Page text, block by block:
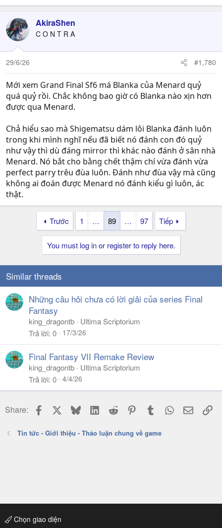
AkiraShen
C O N T R A
29/6/26 #1,780
Mới xem Grand Final Sf6 má Blanka của Menard quỷ
quá quỷ rồi. Chắc không bao giờ có Blanka nào xịn hơn
được qua Menard.
Chả hiểu sao mà Shigematsu dám lôi Blanka đánh luôn
trong khi mình nghĩ nếu đã biết nó đánh con đó quỷ
như vậy thì dù đáng mirror thì khác nào đánh ở sân nhà
Menard. Nó bắt cho bằng chết thậm chí vừa đánh vừa
perfect parry trêu đùa luôn. Đánh như đùa vậy mà cũng
không ai đoán được Menard nó đánh kiểu gì luôn, ác
thật.
Trước 1 … 89 … 97 Tiếp
You must log in or register to reply here.
Similar threads
Những câu hỏi chưa có lời giải của series Final
Fantasy
king_dragontb
Ultima Scriptorium
Trả lời 0 17/3/26
Final Fantasy VII Remake Review
king_dragontb
Ultima Scriptorium
Trả lời 0 4/4/26
Share: Facebook BlueskyLinkedIn
Reddit PinterestTumblr WhatsApp
Email
Tin tức - Giới thiệu - Thảo luận chung về game
Chọn giao diện